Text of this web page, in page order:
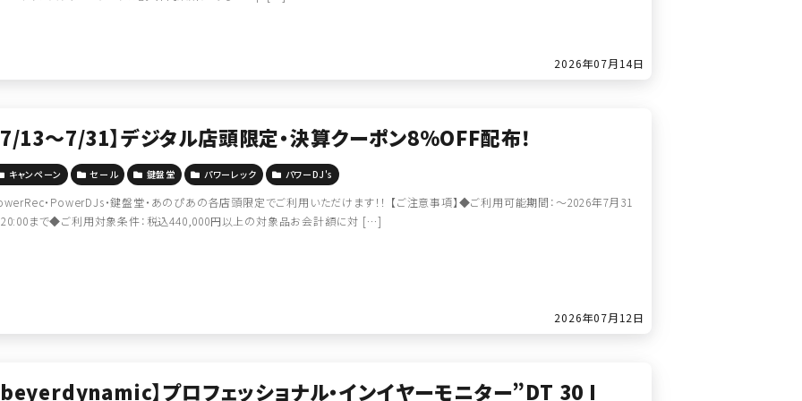
2026年07月14日
7/13～7/31】デジタル店頭限定・決算クーポン8％OFF配布！
キャンペーン セール 鍵盤堂 パワーレック パワーDJ's
・PowerDJs・鍵盤堂・あのぴあの各店頭限定でご利用いただけます！！ 【ご注意事項】◆ご利用可能期間：～2026年7月31
まで◆ご利用対象条件：税込440,000円以上の対象品お会計額に対 […]
2026年07月12日
beyerdynamic】プロフェッショナル・インイヤーモニター”DT 30 I